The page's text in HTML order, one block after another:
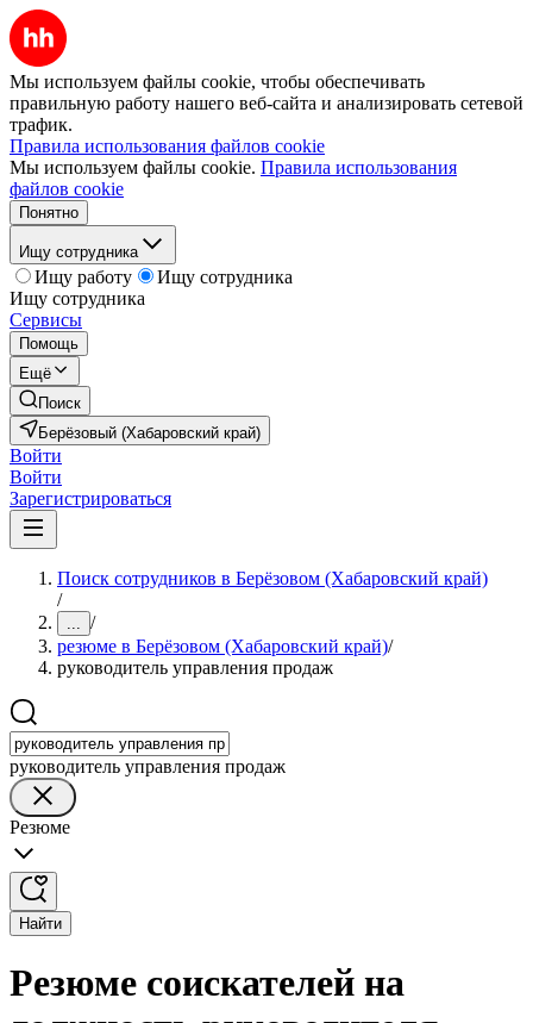
Мы используем файлы cookie, чтобы обеспечивать
правильную работу нашего веб-сайта и анализировать сетевой
трафик.
Правила использования файлов cookie
Мы используем файлы cookie. Правила использования
файлов cookie
Понятно
Ищу сотрудника
Ищу работу
Ищу сотрудника
Ищу сотрудника
Сервисы
Помощь
Ещё
Поиск
Берёзовый (Хабаровский край)
Войти
Войти
Зарегистрироваться
Поиск сотрудников в Берёзовом (Хабаровский край)
/
... /
резюме в Берёзовом (Хабаровский край)/
руководитель управления продаж
руководитель управления продаж
Резюме
Найти
Резюме соискателей на